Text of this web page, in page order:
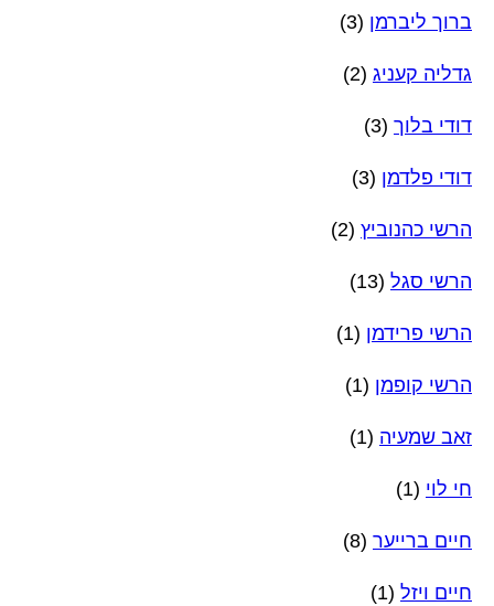
ברוך ליברמן (3)
גדליה קעניג (2)
דודי בלוך (3)
דודי פלדמן (3)
הרשי כהנוביץ (2)
הרשי סגל (13)
הרשי פרידמן (1)
הרשי קופמן (1)
זאב שמעיה (1)
חי לוי (1)
חיים ברייער (8)
חיים ויזל (1)